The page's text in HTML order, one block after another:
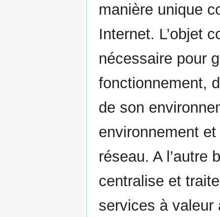
manière unique
Internet. L’objet
nécessaire pour
fonctionnement,
de son
environnement
réseau. A l’autre
centralise et
services à valeur